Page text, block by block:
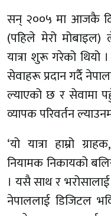
सन् २००५ मा आजकै
(पहिले मेरो
यात्रा शुरू गरेको
सेवाहरू प्रदान गर्दै
ल्याएको छ र सेवामा
व्यापक परिवर्तन
‘यो यात्रा हाम्रो
नियामक निकायको
। यसै साथ र
नेपाललाई डिजिटल